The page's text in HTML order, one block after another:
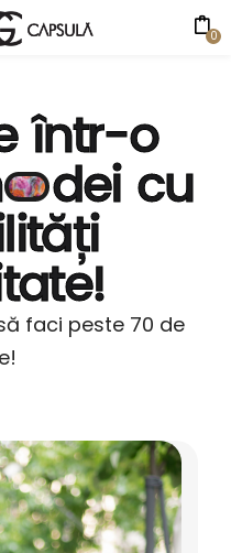
0
într-o
deicu
faci peste 70 de